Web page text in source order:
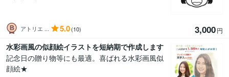
アトリエ ... 5.0(10) 3,000円
水彩画風の似顔絵イラストを短納期で作成します
記念日の贈り物等にも最適。喜ばれる水彩画風似
顔絵★